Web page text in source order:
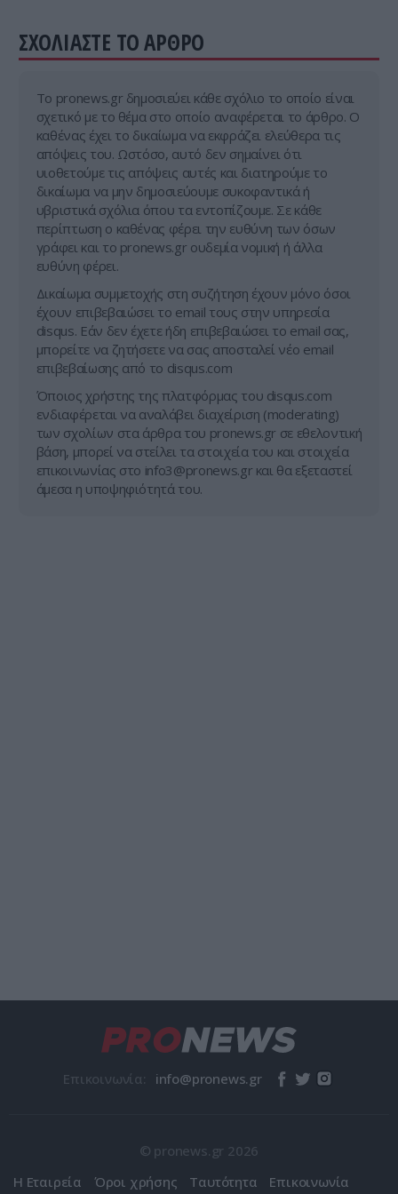
ΣΧΟΛΙΑΣΤΕ ΤΟ ΑΡΘΡΟ
Tο pronews.gr δημοσιεύει κάθε σχόλιο το οποίο είναι
σχετικό με το θέμα στο οποίο αναφέρεται το άρθρο. Ο
καθένας έχει το δικαίωμα να εκφράζει ελεύθερα τις
απόψεις του. Ωστόσο, αυτό δεν σημαίνει ότι
υιοθετούμε τις απόψεις αυτές και διατηρούμε το
δικαίωμα να μην δημοσιεύουμε συκοφαντικά ή
υβριστικά σχόλια όπου τα εντοπίζουμε. Σε κάθε
περίπτωση ο καθένας φέρει την ευθύνη των όσων
γράφει και το pronews.gr ουδεμία νομική ή άλλα
ευθύνη φέρει.
Δικαίωμα συμμετοχής στη συζήτηση έχουν μόνο όσοι
έχουν επιβεβαιώσει το email τους στην υπηρεσία
disqus. Εάν δεν έχετε ήδη επιβεβαιώσει το email σας,
μπορείτε να ζητήσετε να σας αποσταλεί νέο email
επιβεβαίωσης από το disqus.com
Όποιος χρήστης της πλατφόρμας του disqus.com
ενδιαφέρεται να αναλάβει διαχείριση (moderating)
των σχολίων στα άρθρα του pronews.gr σε εθελοντική
βάση, μπορεί να στείλει τα στοιχεία του και στοιχεία
επικοινωνίας στο info3@pronews.gr και θα εξεταστεί
άμεσα η υποψηφιότητά του.
Επικοινωνία:
© pronews.gr 2026
Η Εταιρεία
Όροι χρήσης Ταυτότητα Επικοινωνία